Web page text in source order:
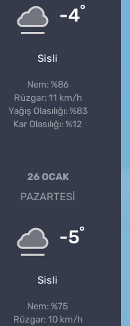
-4°
Sisli
Nem: %86
Rüzgar: 11 km/h
Yağış Olasılığı: %83
Kar Olasılığı: %12
26 OCAK
PAZARTESI
-5°
Sisli
Nem: %75
Rüzgar: 10 km/h